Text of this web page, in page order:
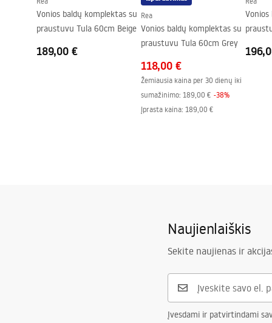
Vonios baldų komplektas su
praustuvu Tula 60cm Beige
189,00 €
Rea
Vonios baldų komplektas su
praustuvu Tula 60cm Grey
118,00 €
Žemiausia kaina per 30 dienų iki
sumažinimo: 189,00 € -38%
Įprasta kaina: 189,00 €
Naujienlaiškis
Sekite naujienas ir
Įvesdami ir patvirtindami